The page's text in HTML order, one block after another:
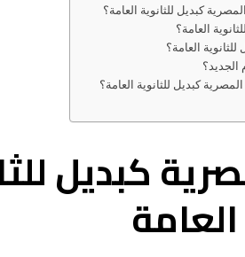
كبديل للثانوية العامة؟
العامة؟
العامة؟
الجديد؟
كبديل للثانوية العامة؟
كبديل
العامة